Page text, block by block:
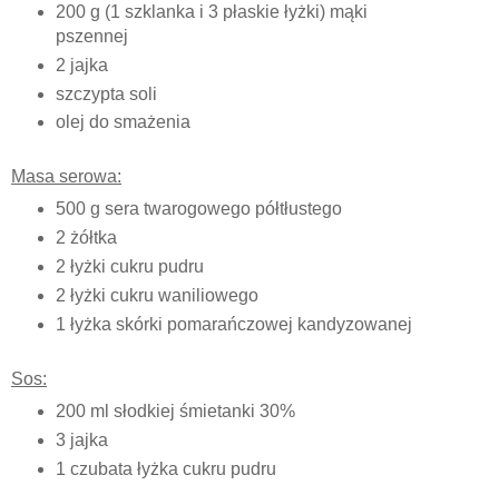
200 g (1 szklanka i 3 płaskie łyżki) mąki
pszennej
2 jajka
szczypta soli
olej do smażenia
Masa serowa:
500 g sera twarogowego półtłustego
2 żółtka
2 łyżki cukru pudru
2 łyżki cukru waniliowego
1 łyżka skórki pomarańczowej kandyzowanej
Sos:
200 ml słodkiej śmietanki 30%
3 jajka
1 czubata łyżka cukru pudru